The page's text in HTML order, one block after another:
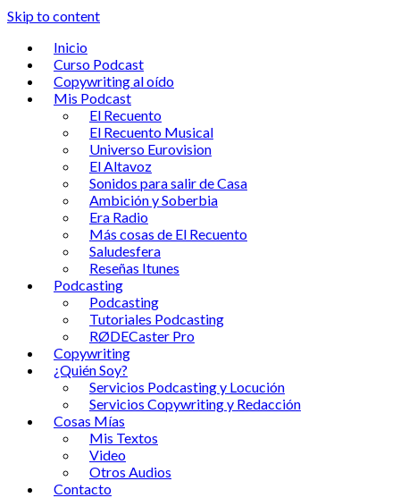
Skip to content
Inicio
Curso Podcast
Copywriting al oído
Mis Podcast
El Recuento
El Recuento Musical
Universo Eurovision
El Altavoz
Sonidos para salir de Casa
Ambición y Soberbia
Era Radio
Más cosas de El Recuento
Saludesfera
Reseñas Itunes
Podcasting
Podcasting
Tutoriales Podcasting
RØDECaster Pro
Copywriting
¿Quién Soy?
Servicios Podcasting y Locución
Servicios Copywriting y Redacción
Cosas Mías
Mis Textos
Video
Otros Audios
Contacto